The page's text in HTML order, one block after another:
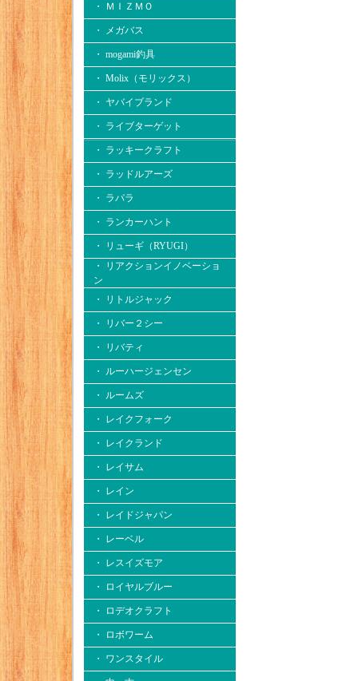
・ ＭＩＺＭＯ
・ メガバス
・ mogami釣具
・ Molix（モリックス）
・ ヤバイブランド
・ ライブターゲット
・ ラッキークラフト
・ ラッドルアーズ
・ ラパラ
・ ランカーハント
・ リューギ（RYUGI）
・ リアクションイノベーショ
ン
・ リトルジャック
・ リバー２シー
・ リバティ
・ ルーハージェンセン
・ ルームズ
・ レイクフォーク
・ レイクランド
・ レイサム
・ レイン
・ レイドジャパン
・ レーベル
・ レスイズモア
・ ロイヤルブルー
・ ロデオクラフト
・ ロボワーム
・ ワンスタイル